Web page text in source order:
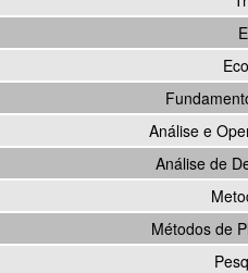
Análise e
Análise de
Métodos de